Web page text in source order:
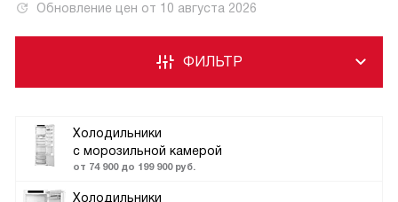
Обновление цен от 10 августа 2026
Холодильники
с морозильной камерой
от 74 900 до 199 900 руб.
Холодильники
ФИЛЬТР